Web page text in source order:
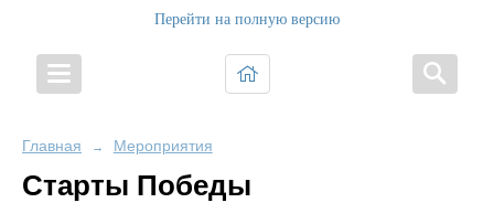
Перейти на полную версию
Главная → Мероприятия
Старты Победы